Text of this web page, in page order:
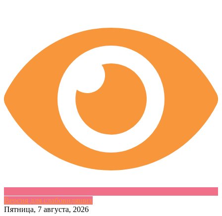
Версия для слабовидящих
Skip
Пятница, 7 августа, 2026